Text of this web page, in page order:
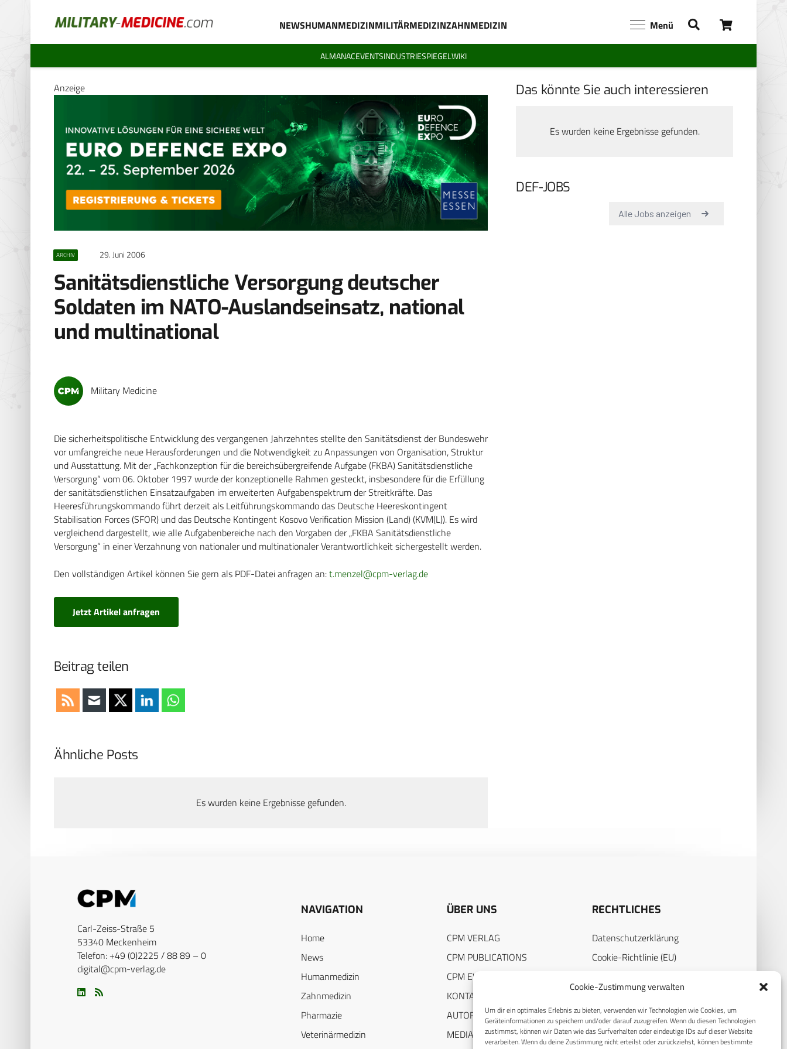
Cookie-Zustimmung verwalten
Um dir ein optimales Erlebnis zu bieten, verwenden wir Technologien wie Cookies, um
Geräteinformationen zu speichern und/oder darauf zuzugreifen. Wenn du diesen Technologien
zustimmst, können wir Daten wie das Surfverhalten oder eindeutige IDs auf dieser Website
verarbeiten. Wenn du deine Zustimmung nicht erteilst oder zurückziehst, können bestimmte
NEWSHUMANMEDIZINMILITÄRMEDIZINZAHNMEDIZIN Menü
ALMANACEVENTSINDUSTRIESPIEGELWIKI
Anzeige
ARCHIV 29. Juni 2006
Sanitätsdienstliche Versorgung deutscher
Soldaten im NATO-Auslandseinsatz, national
und multinational
Military Medicine
Die sicherheitspolitische Entwicklung des vergangenen Jahrzehntes stellte den Sanitätsdienst der Bundeswehr
vor umfangreiche neue Herausforderungen und die Notwendigkeit zu Anpassungen von Organisation, Struktur
und Ausstattung. Mit der „Fachkonzeption für die bereichsübergreifende Aufgabe (FKBA) Sanitätsdienstliche
Versorgung“ vom 06. Oktober 1997 wurde der konzeptionelle Rahmen gesteckt, insbesondere für die Erfüllung
der sanitätsdienstlichen Einsatzaufgaben im erweiterten Aufgabenspektrum der Streitkräfte. Das
Heeresführungskommando führt derzeit als Leitführungskommando das Deutsche Heereskontingent
Stabilisation Forces (SFOR) und das Deutsche Kontingent Kosovo Verification Mission (Land) (KVM(L)). Es wird
vergleichend dargestellt, wie alle Aufgabenbereiche nach den Vorgaben der „FKBA Sanitätsdienstliche
Versorgung“ in einer Verzahnung von nationaler und multinationaler Verantwortlichkeit sichergestellt werden.
Den vollständigen Artikel können Sie gern als PDF-Datei anfragen an:t.menzel@cpm-verlag.de
Jetzt Artikel anfragen
Beitrag teilen
Das könnte Sie auch interessieren
Es wurden keine Ergebnisse gefunden.
DEF-JOBS
Ähnliche Posts
Es wurden keine Ergebnisse gefunden.
Carl-Zeiss-Straße 5
53340 Meckenheim
Telefon: +49 (0)2225 / 88 89 – 0
digital@cpm-verlag.de
NAVIGATION
Home
News
Humanmedizin
Zahnmedizin
Pharmazie
Veterinärmedizin
ÜBER UNS
CPM VERLAG
CPM PUBLICATIONS
CPM EVENTS
KONTAKT
AUTORENHINWEISE
MEDIADATEN
RECHTLICHES
Datenschutzerklärung
Cookie-Richtlinie (EU)
Impressum